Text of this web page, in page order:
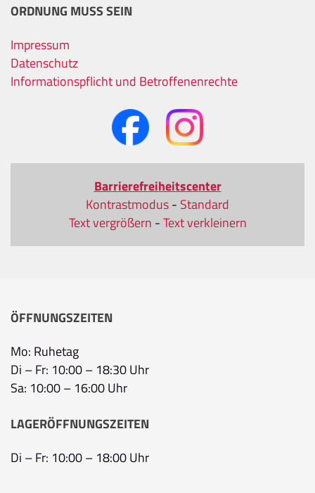
ORDNUNG MUSS SEIN
Impressum
Datenschutz
Informationspflicht und Betroffenenrechte
Barrierefreiheitscenter
Kontrastmodus- Standard
Text vergrößern -Text verkleinern
ÖFFNUNGSZEITEN
Mo: Ruhetag
Di – Fr: 10:00 – 18:30 Uhr
Sa: 10:00 – 16:00 Uhr
LAGERÖFFNUNGSZEITEN
Di – Fr: 10:00 – 18:00 Uhr